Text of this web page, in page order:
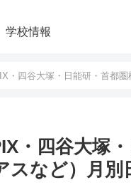
学校情報
・四谷大塚・日能研・首都
・四谷大塚
など）月別